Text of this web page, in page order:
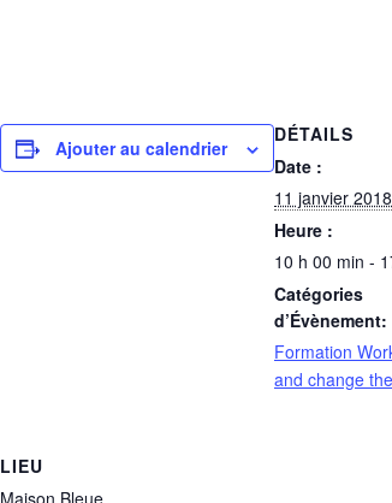
Ajouter au calendrier
DÉTAILS
Date :
11 janvier 2018
Heure :
10 h 00 min -
Catégories
d’Évènement:
Formation
and change
LIEU
Maison Bleue